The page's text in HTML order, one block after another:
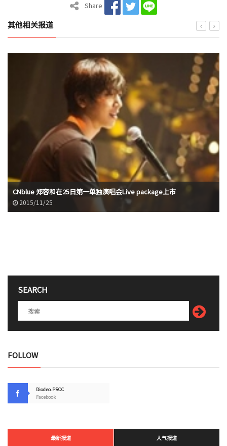
Share
其他相关报道
CNblue 郑容和在25日第一单独演唱会Live package上市
2015/11/25
SEARCH
FOLLOW
Diodeo.PROC
Facebook
最新报道 人气报道